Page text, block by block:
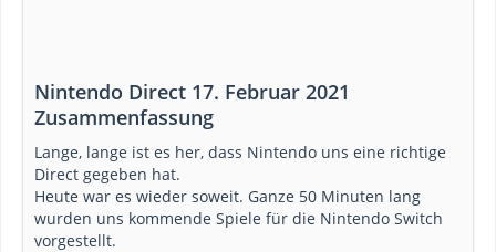
Nintendo Direct 17. Februar 2021
Zusammenfassung
Lange, lange ist es her, dass Nintendo uns eine richtige
Direct gegeben hat.
Heute war es wieder soweit. Ganze 50 Minuten lang
wurden uns kommende Spiele für die Nintendo Switch
vorgestellt.